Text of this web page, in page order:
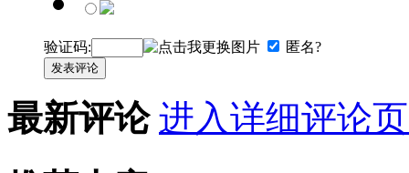
验证码: 匿名?
发表评论
最新评论 进入详细评论